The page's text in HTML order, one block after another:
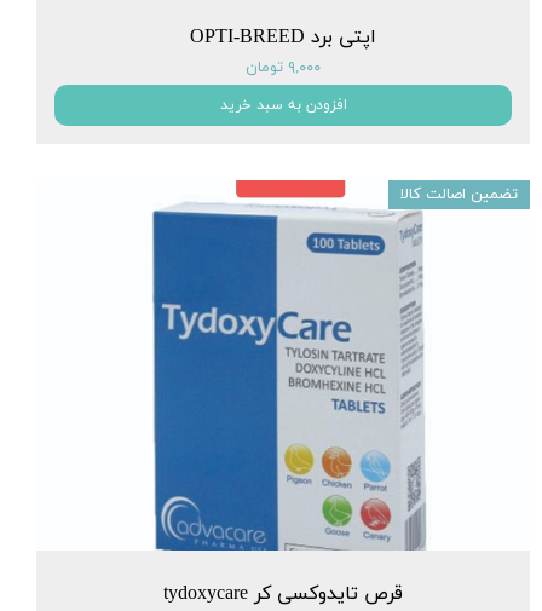
اپتی برد OPTI-BREED
۹,۰۰۰ تومان
افزودن به سبد خرید
قرص تایدوکسی کر tydoxycare
تضمین اصالت کالا